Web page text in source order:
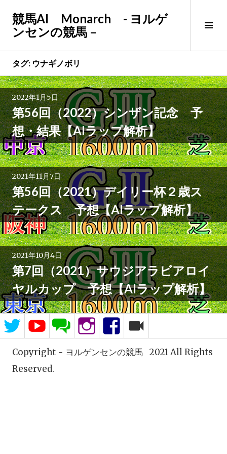
ツ
ス
キ
ッ
プ
競馬AI Monarch - ヨルゲ
ンセンの競馬 –
サ
ド
ー
切
り
替
え
タグ: ウナギノボリ
2022年1月5日
第56回（2022）シンザン記念 予
想・結果【AIラップ解析】
2021年11月7日
第56回（2021）デイリー杯２歳ス
テークス 予想【AIラップ解析】
2021年10月4日
第7回（2021）サウジアラビアロイ
ヤルカップ 予想【AIラップ解析】
TwitterYou
Tube
LINE InstagramFacebook
ニ
コ
コ
ミ
Copyright - ヨルゲンセンの競馬 2021 All Rights
Reserved.